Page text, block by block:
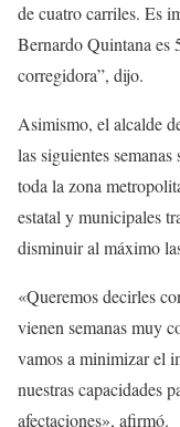
de cuatro carriles. Es
Bernardo Quintana es
corregidora”, dijo.
Asimismo, el alcalde
las siguientes
toda la zona
estatal y municipales
disminuir al máximo
«Queremos decirles
vienen semanas muy
vamos a minimizar el
nuestras capacidades
afectaciones», afirmó.